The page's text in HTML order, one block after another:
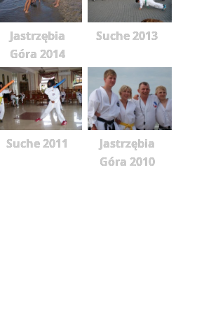
Jastrzębia
Góra 2014
Suche 2013
Suche 2011
Jastrzębia
Góra 2010